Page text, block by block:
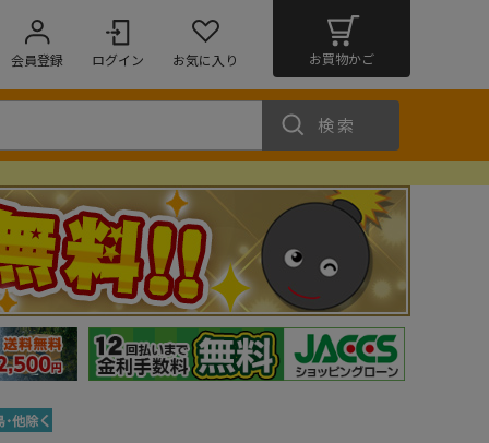
会員登録 ログイン お気に入り お買物かご
検索